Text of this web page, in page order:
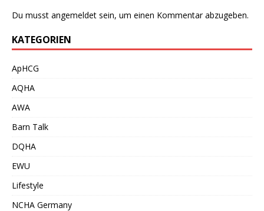
Du musst angemeldet sein, um einen Kommentar abzugeben.
KATEGORIEN
ApHCG
AQHA
AWA
Barn Talk
DQHA
EWU
Lifestyle
NCHA Germany